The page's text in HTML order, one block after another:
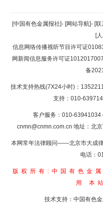
返
[中国有色金属报社]- [网站导航]- [联
[
信息网络传播视听节目许可证
网新闻信息服务许可证
备
技术支持热线(7X24小时)：
支持：010-
客户服务：010-63941034
cnmn@cnmn.com.cn 地址：北
本网常年法律顾问——北京市大成
电话：
版权所有:中国有色金属
用 本
技术支持：中国有色